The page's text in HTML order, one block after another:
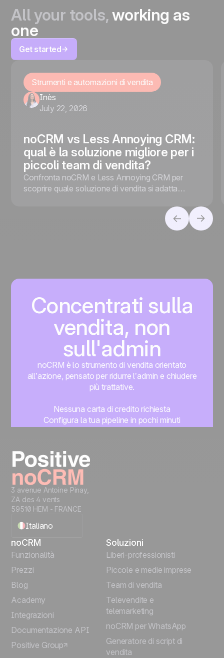
All your tools,working as
one
Get started
Strumenti e automazioni di vendita
Inès
July 22, 2026
noCRM vs Less Annoying CRM:
qual è la soluzione migliore per i
piccoli team di vendita?
Confronta noCRM e Less Annoying CRM per
scoprire quale soluzione di vendita si adatta
conversione dei lead o alla gestione dei contatti.
Concentrati sulla
vendita, non
sull'admin
noCRM è lo strumento di vendita orientato
all’azione, pensato per ridurre l’admin e chiudere
più trattative.
Nessuna carta di credito richiesta
Configura la tua pipeline in pochi minuti
3 avenue Antoine Pinay,
ZA des 4 vents
59510 HEM - FRANCE
Italiano
English
Español
Português
Deutsch
noCRM
Funzionalità
Prezzi
Blog
Academy
Integrazioni
Documentazione API
Positive Group
Soluzioni
Liberi-professionisti
Piccole e medie imprese
Team di vendita
Televendite e
telemarketing
noCRM per WhatsApp
Generatore di script di
vendita